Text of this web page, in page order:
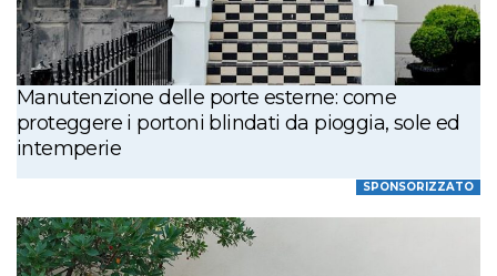
Manutenzione delle porte esterne: come
proteggere i portoni blindati da pioggia, sole ed
intemperie
SPONSORIZZATO